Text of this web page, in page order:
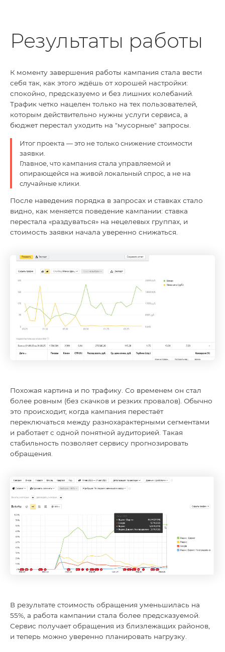
Результаты работы
К моменту завершения работы кампания стала вести
себя так, как этого ждёшь от хорошей настройки:
спокойно, предсказуемо и без лишних колебаний.
Трафик четко нацелен только на тех пользователей,
которым действительно нужны услуги сервиса, а
бюджет перестал уходить на "мусорные" запросы.
Итог проекта — это не только снижение стоимости
заявки.
Главное, что кампания стала управляемой и
опирающейся на живой локальный спрос, а не на
случайные клики.
После наведения порядка в запросах и ставках стало
видно, как меняется поведение кампании: ставка
перестала «раздуваться» на нецелевых группах, и
стоимость заявки начала уверенно снижаться.
Похожая картина и по трафику. Со временем он стал
более ровным (без скачков и резких провалов). Обычно
это происходит, когда кампания перестаёт
переключаться между разнохарактерными сегментами
и работает с одной понятной аудиторией. Такая
стабильность позволяет сервису прогнозировать
обращения.
В результате стоимость обращения уменьшилась на
55%, а работа кампании стала более предсказуемой.
Сервис получает обращения из близлежащих районов,
и теперь можно уверенно планировать нагрузку.